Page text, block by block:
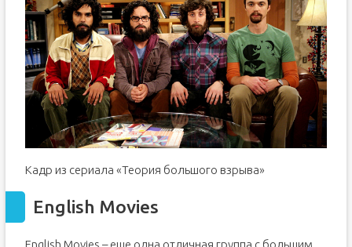
Кадр из сериала «Теория большого взрыва»
English Movies
English Movies – еще одна отличная группа с большим